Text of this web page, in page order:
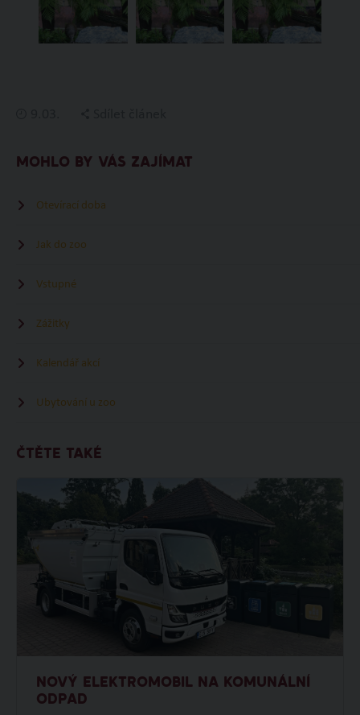
MOHLO BY VÁS ZAJÍMAT
Otevírací doba
Jak do zoo
Vstupné
Zážitky
Kalendář akcí
Ubytování u zoo
ČTĚTE TAKÉ
NOVÝ ELEKTROMOBIL NA KOMUNÁLNÍ
ODPAD